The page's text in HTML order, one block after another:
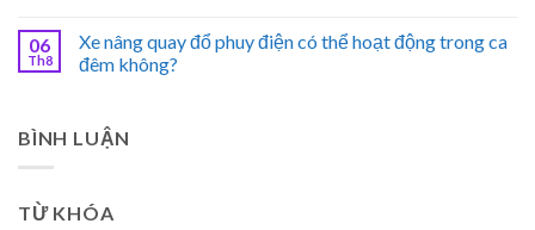
06
Th8
Xe nâng quay đổ phuy điện có thể hoạt động trong ca
đêm không?
BÌNH LUẬN
TỪ KHÓA